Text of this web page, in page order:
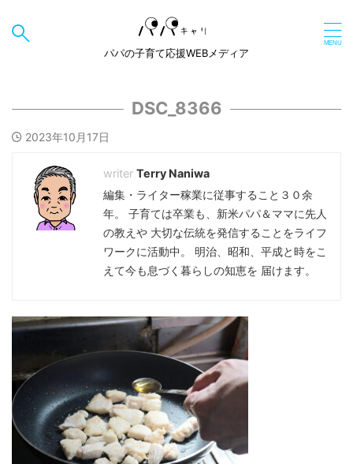
パパの子育て応援WEBメディア
DSC_8366
2023年10月17日
Terry Naniwa
編集・ライター稼業に従事すること３０余
年。 子育ては卒業も、新米パパ＆ママに先人
の教えや 大切な伝統を発信することをライフ
ワークに活動中。 明治、昭和、平成と時をこ
えて今も息づく暮らしの知恵を 届けます。